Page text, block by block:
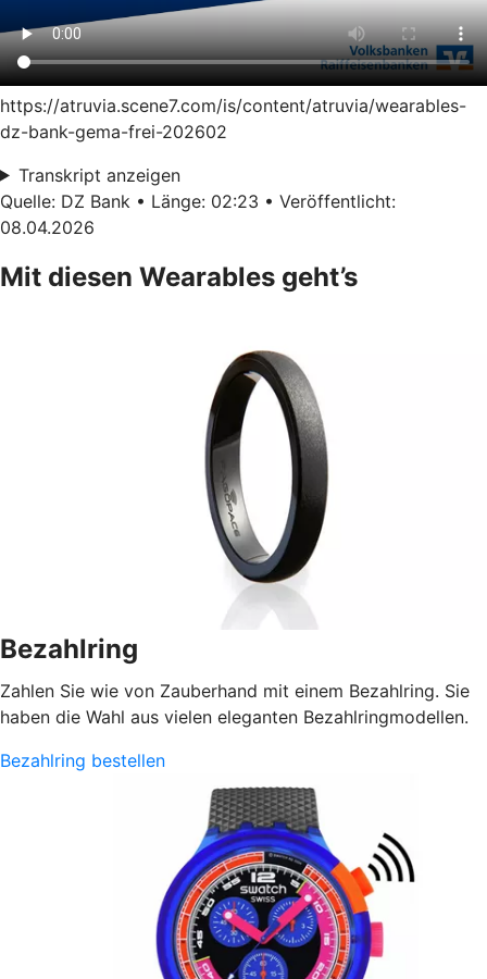
https://atruvia.scene7.com/is/content/atruvia/wearables-
dz-bank-gema-frei-202602
Transkript anzeigen
Quelle: DZ Bank • Länge: 02:23 • Veröffentlicht:
08.04.2026
Mit diesen Wearables geht’s
Bezahlring
Zahlen Sie wie von Zauberhand mit einem Bezahlring. Sie
haben die Wahl aus vielen eleganten Bezahlringmodellen.
Bezahlring bestellen